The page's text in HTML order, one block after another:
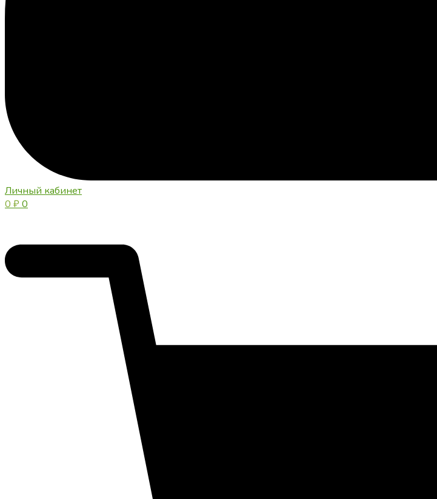
Личный кабинет
0 ₽0